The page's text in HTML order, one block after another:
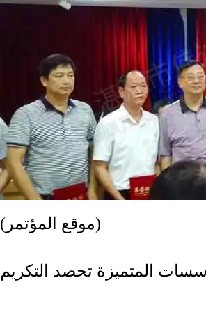
(موقع المؤتمر)
المتميزة تحصد التكريم